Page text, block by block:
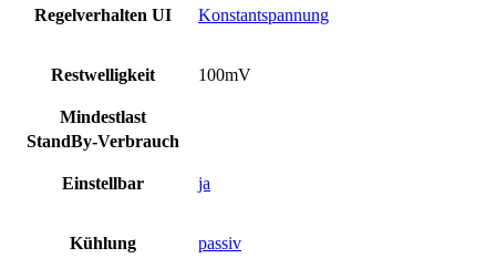
Regelverhalten UI Konstantspannung
Restwelligkeit 100mV
Mindestlast
StandBy-Verbrauch
Einstellbar ja
Kühlung passiv